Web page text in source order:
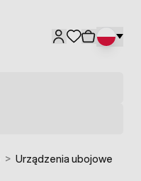
> Urządzenia ubojowe